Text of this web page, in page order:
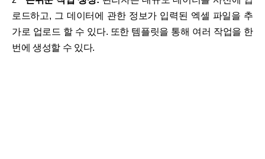
로드하고, 그 데이터에 관한 정보가 입력된 엑셀 파일을 추
가로 업로드 할 수 있다. 또한 템플릿을 통해 여러 작업을 한
번에 생성할 수 있다.